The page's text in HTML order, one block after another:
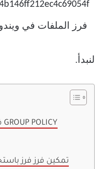
لنبدأ.
2. تمكين فرز فرز